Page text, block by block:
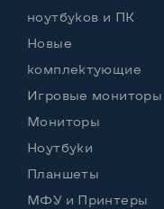
Возможности
Тип видеокарты
Видеопроцессор
Размер
Удобство
Материал корпуса
ноутбуков и ПК
Новые
комплектующие
Игровые мониторы
Мониторы
Ноутбуки
Планшеты
МФУ и Принтеры